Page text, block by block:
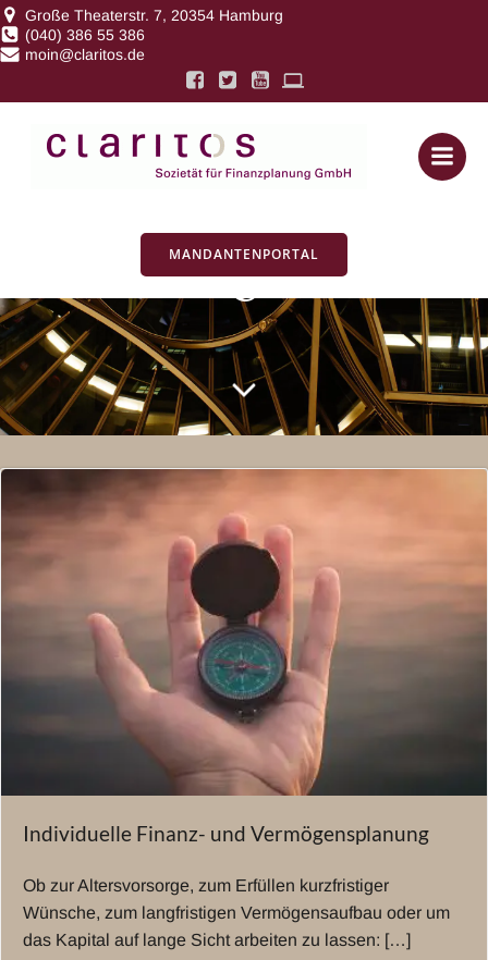
Zum
Große Theaterstr. 7, 20354 Hamburg
(040) 386 55 386
moin@claritos.de
MANDANTENPORTAL
Posts in
Liquiditätsreserv
e
Individuelle Finanz- und Vermögensplanung
Ob zur Altersvorsorge, zum Erfüllen kurzfristiger
Wünsche, zum langfristigen Vermögensaufbau oder um
das Kapital auf lange Sicht arbeiten zu lassen: […]